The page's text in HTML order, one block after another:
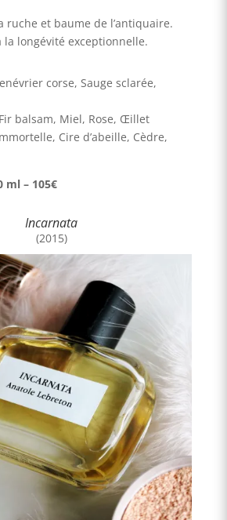
ruche et baume de l’antiquaire.
longévité exceptionnelle.
corse, Sauge sclarée,
balsam, Miel, Rose, Œillet
Cire d’abeille, Cèdre,
ml – 105€
Incarnata
(2015)